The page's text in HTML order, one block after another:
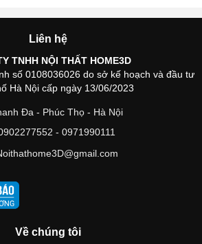
Liên hệ
TNHH NỘI THẤT HOME3D
số 0108036026 do sở kế hoạch và đầu tư
Hà Nội cấp ngày 13/06/2023
Đa - Phúc Thọ - Hà Nội
- 0971990111
Về chúng tôi